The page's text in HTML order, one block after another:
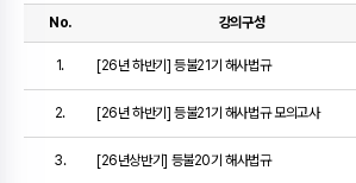
No. 강의구성
1. [26년 하반기] 등불21기 해사법규
2. [26년 하반기] 등불21기 해사법규 모의고사
3. [26년상반기] 등불20기 해사법규